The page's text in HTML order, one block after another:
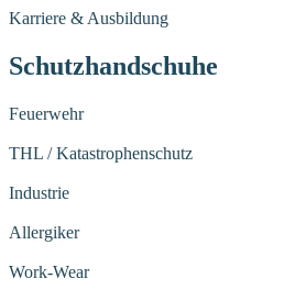
Karriere & Ausbildung
Schutzhandschuhe
Feuerwehr
THL / Katastrophenschutz
Industrie
Allergiker
Work-Wear